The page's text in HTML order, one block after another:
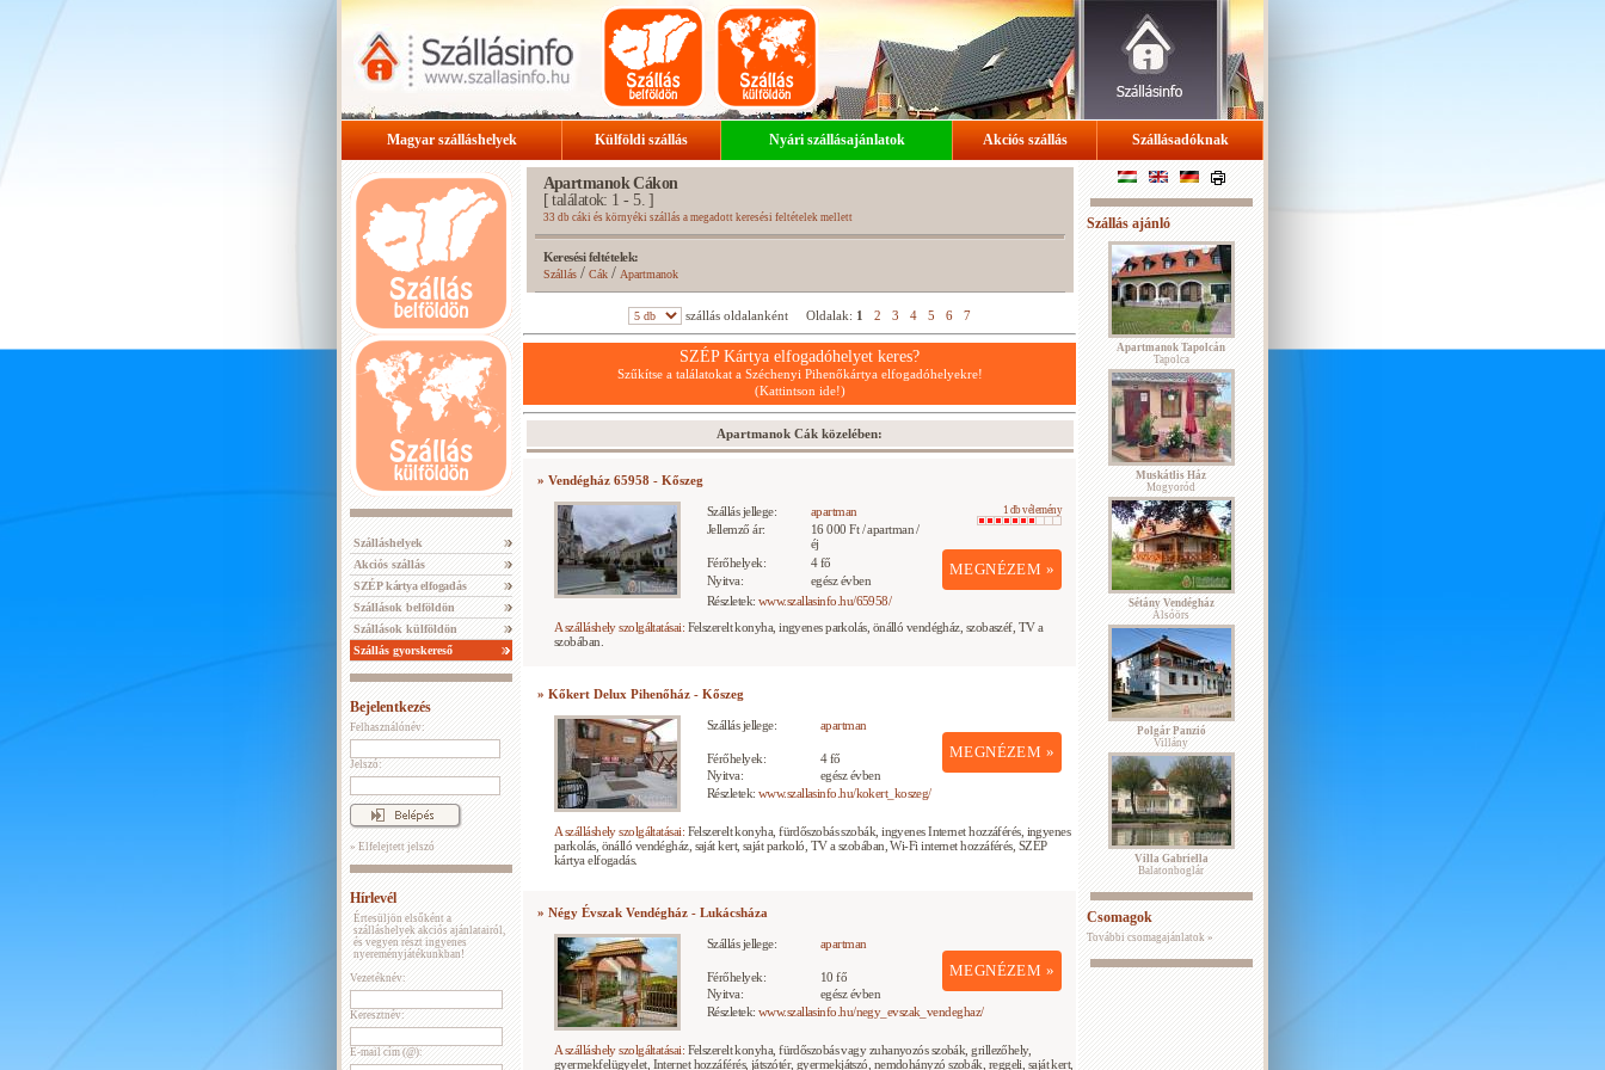
Magyar szálláshelyek Külföldi szállás Nyári szállásajánlatok Akciós szállás Szállásadóknak
Szálláshelyek
Akciós szállás
SZÉP kártya elfogadás
Szállások belföldön
Szállások külföldön
Szállás gyorskereső
Bejelentkezés
Felhasználónév:
Jelszó:
» Elfelejtett jelszó
Hírlevél
Értesüljön elsőként a
szálláshelyek akciós ajánlatairól,
és vegyen részt ingyenes
nyereményjátékunkban!
Vezetéknév:
Keresztnév:
E-mail cím (@):
Apartmanok Cákon
[ találatok: 1 - 5. ]
33 db cáki és környéki szállás a megadott keresési feltételek mellett
Keresési feltételek:
Szállás/ Cák/Apartmanok
szállás oldalanként Oldalak: 1 2 3 4 5 6 7
SZÉP Kártya elfogadóhelyet keres?
Szűkítse a találatokat a Széchenyi Pihenőkártya elfogadóhelyekre!
(Kattintson ide!)
Apartmanok Cák közelében:
» Vendégház 65958 - Kőszeg
Szállás jellege: apartman 1 db vélemény
MEGNÉZEM »
Jellemző ár:
16 000 Ft / apartman /
éj
Férőhelyek:
4 fő
Nyitva:
egész évben
Részletek: www.szallasinfo.hu/65958/
A szálláshely szolgáltatásai: Felszerelt konyha, ingyenes parkolás, önálló vendégház, szobaszéf, TV a
szobában.
» Kőkert Delux Pihenőház - Kőszeg
Szállás jellege: apartman
MEGNÉZEM »
Férőhelyek:
4 fő
Nyitva:
egész évben
Részletek: www.szallasinfo.hu/kokert_koszeg/
A szálláshely szolgáltatásai: Felszerelt konyha, fürdőszobás szobák, ingyenes Internet hozzáférés, ingyenes
parkolás, önálló vendégház, saját kert, saját parkoló, TV a szobában, Wi-Fi internet hozzáférés, SZÉP
kártya elfogadás.
» Négy Évszak Vendégház - Lukácsháza
Szállás jellege: apartman
MEGNÉZEM »
Férőhelyek:
10 fő
Nyitva:
egész évben
Részletek: www.szallasinfo.hu/negy_evszak_vendeghaz/
A szálláshely szolgáltatásai: Felszerelt konyha, fürdőszobás vagy zuhanyozós szobák, grillezőhely,
gyermekfelügyelet, Internet hozzáférés, játszótér, gyermekjátszó, nemdohányzó szobák, reggeli, saját kert,
Szállás ajánló
Apartmanok Tapolcán
Tapolca
Muskátlis Ház
Mogyoród
Sétány Vendégház
Alsóörs
Polgár Panzió
Villány
Villa Gabriella
Balatonboglár
Csomagok
További csomagajánlatok »